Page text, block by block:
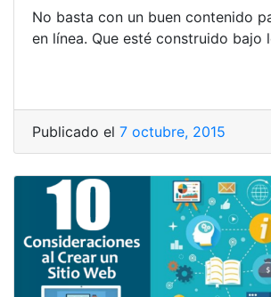
No basta con un buen contenido
en línea. Que esté construido bajo
Publicado el 7 octubre, 2015